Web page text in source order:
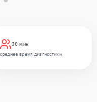
30 мин
среднее время диагностики